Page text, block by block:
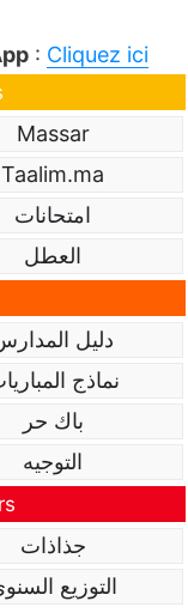
: Cliquez ici
Massar
Taalim.ma
امتحانات
العطل
دليل
نماذج
باك حر
التوجيه
جذاذات
التوزيع